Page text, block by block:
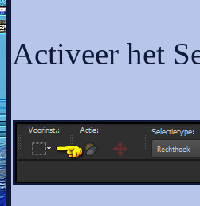
Activeer het